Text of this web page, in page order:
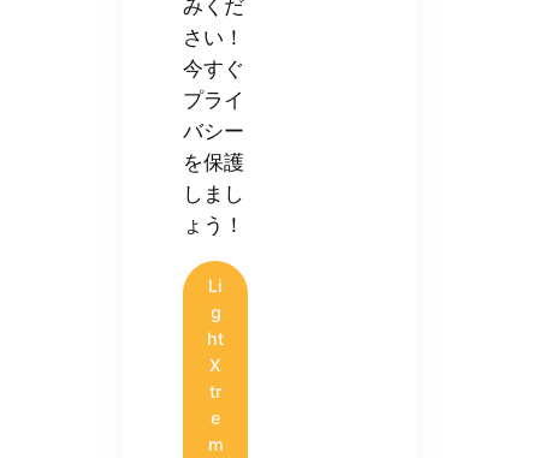
みくだ
さい！
今すぐ
プライ
バシー
を保護
しまし
ょう！
Li
g
ht
X
tr
e
m